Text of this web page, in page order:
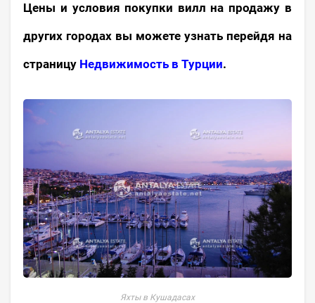
Цены и условия покупки вилл на продажу в
других городах вы можете узнать перейдя на
страницу Недвижимость в Турции.
Яхты в Кушадасах